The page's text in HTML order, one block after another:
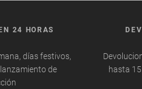
24 HORAS
días festivos,
de
hasta